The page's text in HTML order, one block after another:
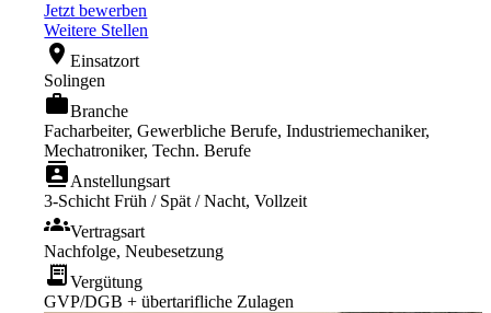
Jetzt bewerben
Weitere Stellen
location_onEinsatzort
Solingen
workBranche
Facharbeiter, Gewerbliche Berufe, Industriemechaniker,
Mechatroniker, Techn. Berufe
contactsAnstellungsart
3-Schicht Früh / Spät / Nacht, Vollzeit
groupsVertragsart
Nachfolge, Neubesetzung
receipt_longVergütung
GVP/DGB + übertarifliche Zulagen